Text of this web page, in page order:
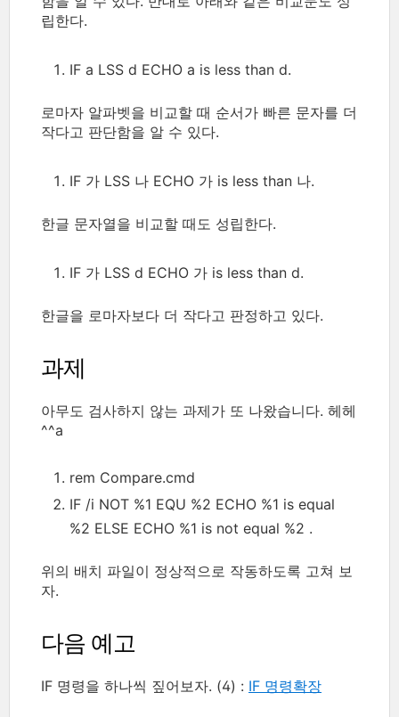
립한다.
IF a LSS d ECHO a is less than d.
로마자 알파벳을 비교할 때 순서가 빠른 문자를 더
작다고 판단함을 알 수 있다.
IF 가 LSS 나 ECHO 가 is less than 나.
한글 문자열을 비교할 때도 성립한다.
IF 가 LSS d ECHO 가 is less than d.
한글을 로마자보다 더 작다고 판정하고 있다.
과제
아무도 검사하지 않는 과제가 또 나왔습니다. 헤헤
^^a
rem Compare.cmd
IF /i NOT %1 EQU %2 ECHO %1 is equal
%2 ELSE ECHO %1 is not equal %2 .
위의 배치 파일이 정상적으로 작동하도록 고쳐 보
자.
다음 예고
IF 명령을 하나씩 짚어보자. (4) : IF 명령확장